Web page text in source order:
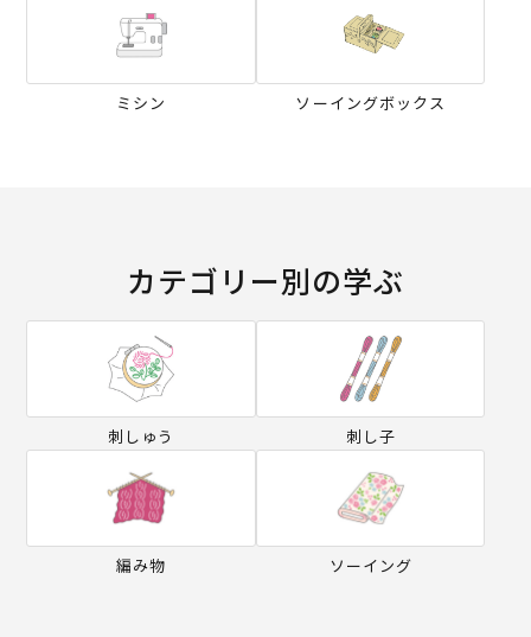
ミシン ソーイングボックス
カテゴリー別の学ぶ
刺しゅう 刺し子
編み物 ソーイング